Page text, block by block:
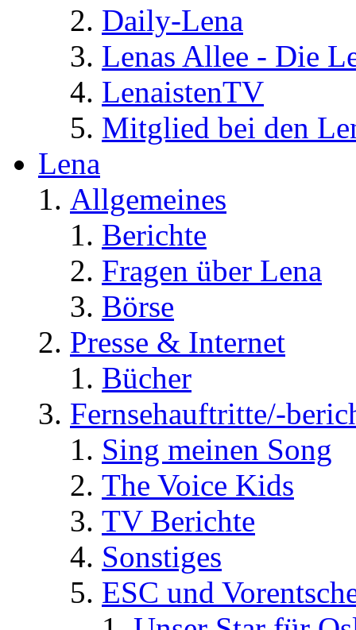
Daily-Lena
Lenas Allee - Die
LenaistenTV
Mitglied bei den
Lena
Allgemeines
Berichte
Fragen über Lena
Börse
Presse & Internet
Bücher
Fernsehauftritte/-
Sing meinen Song
The Voice Kids
TV Berichte
Sonstiges
ESC und